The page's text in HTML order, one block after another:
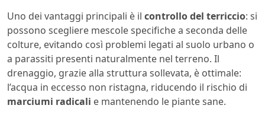
Uno dei vantaggi principali è il controllo del terriccio: si
possono scegliere mescole specifiche a seconda delle
colture, evitando così problemi legati al suolo urbano o
a parassiti presenti naturalmente nel terreno. Il
drenaggio, grazie alla struttura sollevata, è ottimale:
l’acqua in eccesso non ristagna, riducendo il rischio di
marciumi radicali e mantenendo le piante sane.